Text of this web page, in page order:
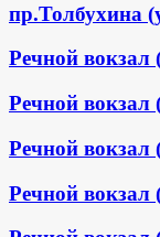
пр.Толбухина
Речной
Речной
Речной
Речной